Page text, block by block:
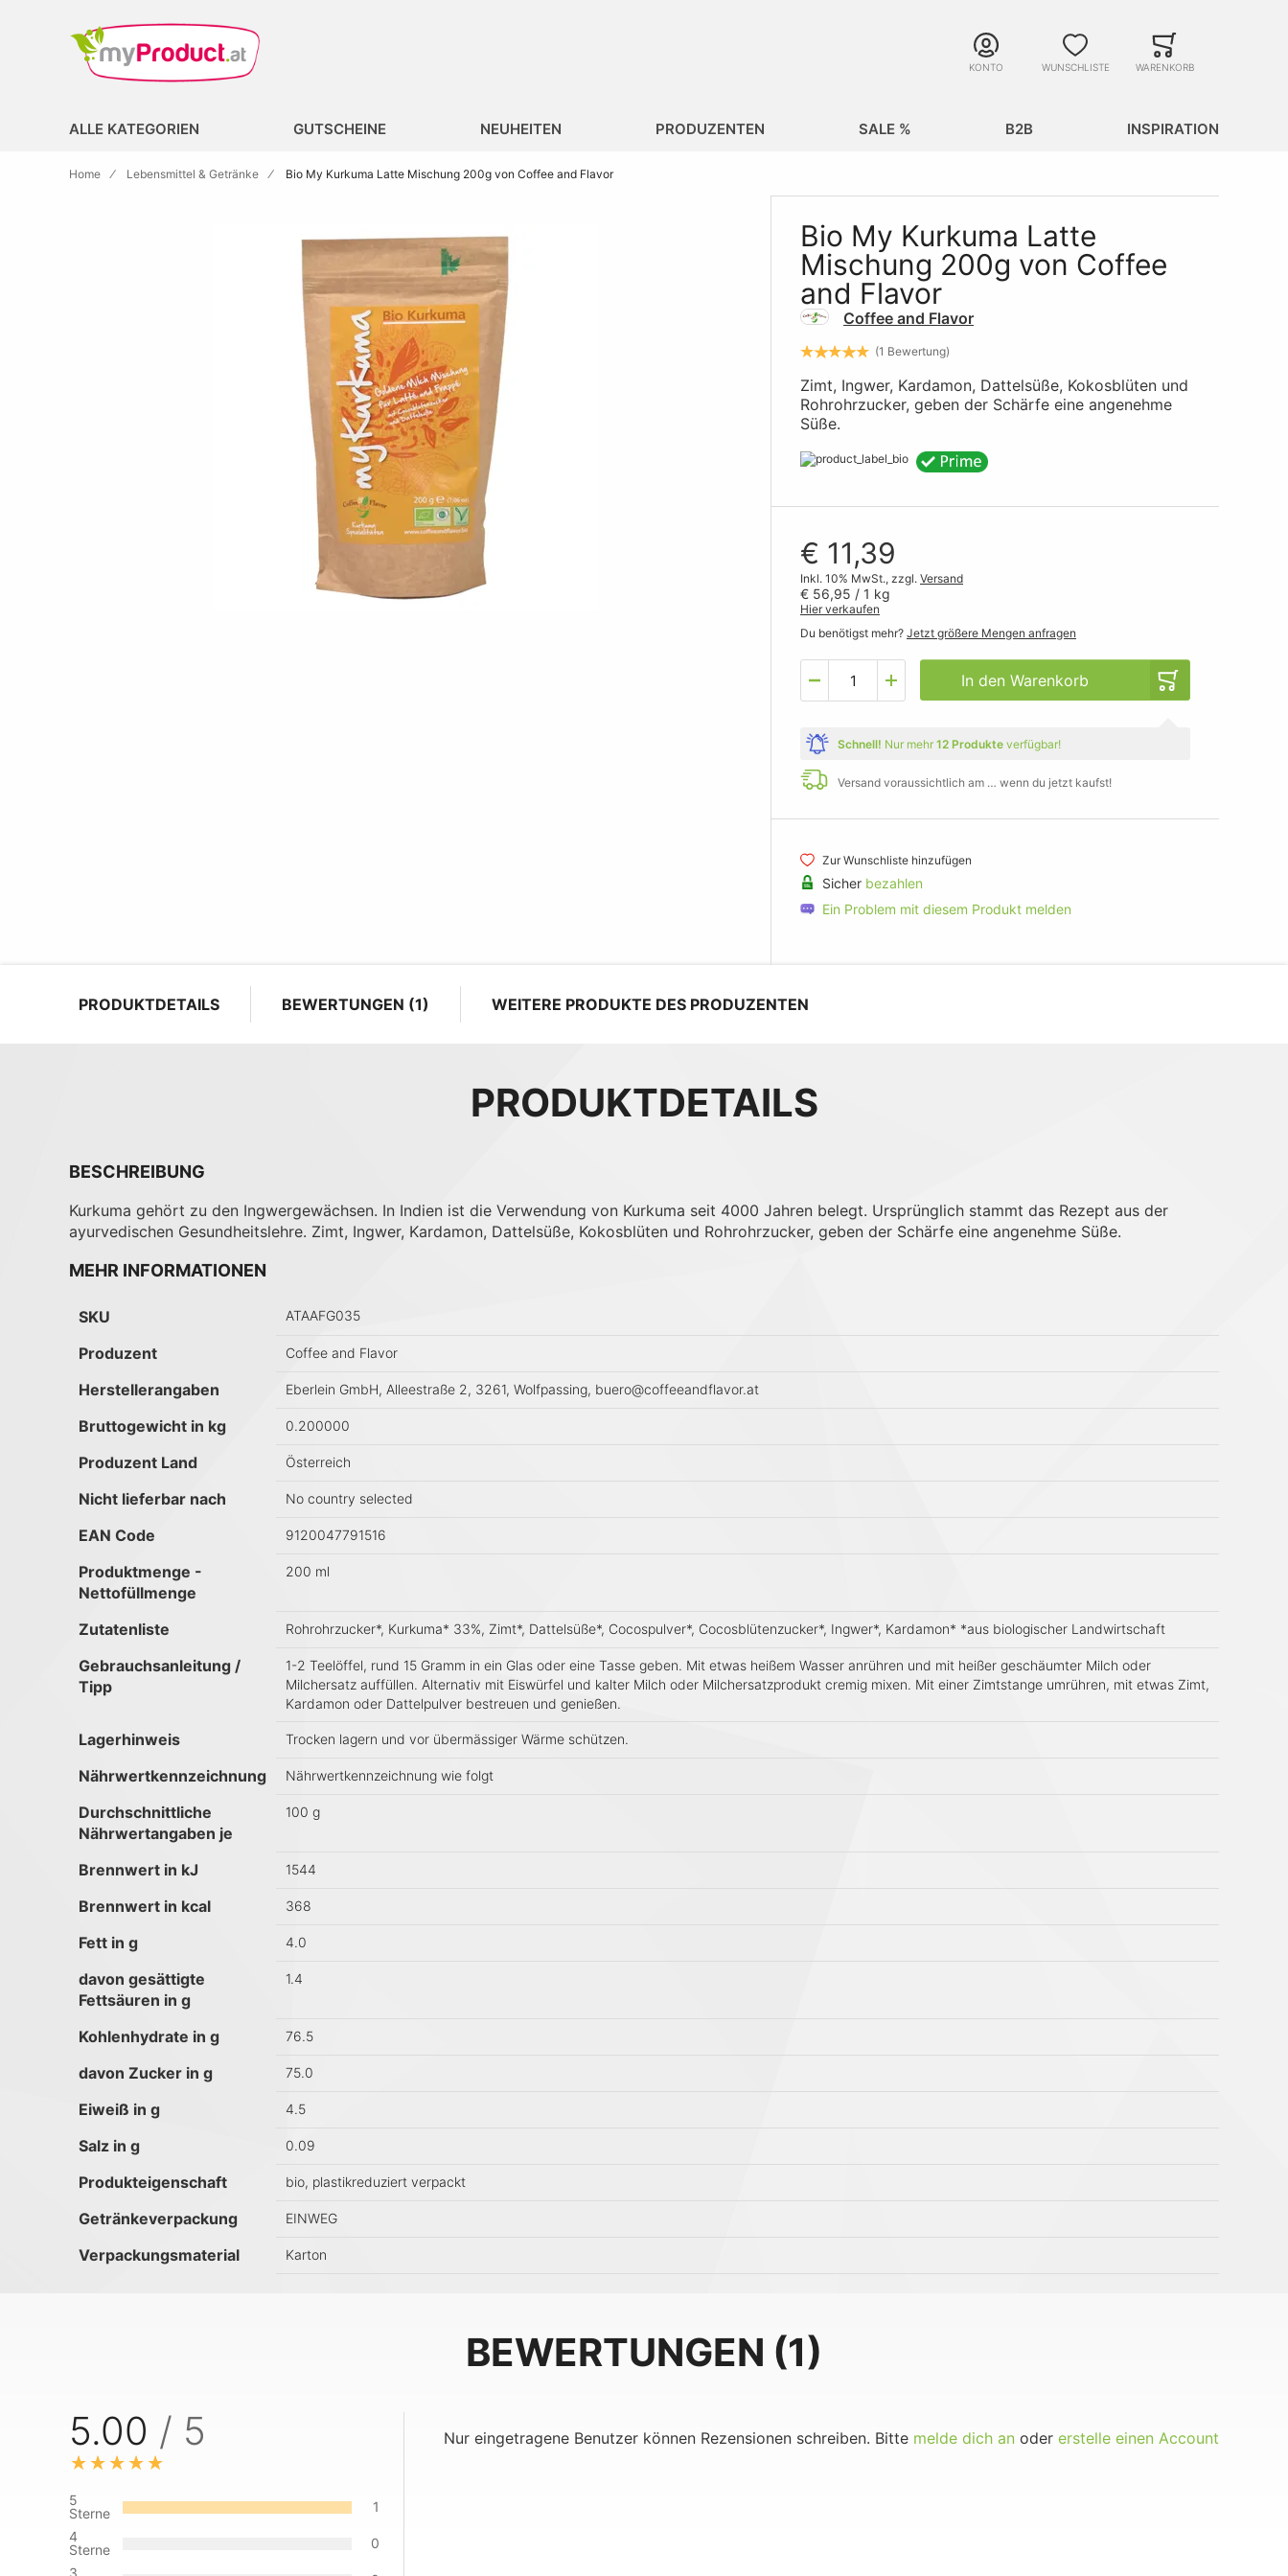
KONTO WUNSCHLISTE WARENKORB
ALLE KATEGORIEN GUTSCHEINE NEUHEITEN PRODUZENTEN SALE % B2B INSPIRATION
Home Lebensmittel & Getränke Bio My Kurkuma Latte Mischung 200g von Coffee and Flavor
Bio My Kurkuma Latte
Mischung 200g von Coffee
and Flavor
Coffee and Flavor
1 Bewertung
Zimt, Ingwer, Kardamon, Dattelsüße, Kokosblüten und
Rohrohrzucker, geben der Schärfe eine angenehme
Süße.
€ 11,39
Inkl. 10% MwSt., zzgl. Versand
€ 56,95 / 1 kg
Hier verkaufen
Du benötigst mehr? Jetzt größere Mengen anfragen
In den Warenkorb
Schnell! Nur mehr 12 Produkte verfügbar!
Versand voraussichtlich am … wenn du jetzt kaufst!
Zur Wunschliste hinzufügen
Sicher bezahlen
Ein Problem mit diesem Produkt melden
PRODUKTDETAILS BEWERTUNGEN 1 WEITERE PRODUKTE DES PRODUZENTEN
PRODUKTDETAILS
BESCHREIBUNG
Kurkuma gehört zu den Ingwergewächsen. In Indien ist die Verwendung von Kurkuma seit 4000 Jahren belegt. Ursprünglich stammt das Rezept aus der
ayurvedischen Gesundheitslehre. Zimt, Ingwer, Kardamon, Dattelsüße, Kokosblüten und Rohrohrzucker, geben der Schärfe eine angenehme Süße.
MEHR INFORMATIONEN
Mehr Informationen
SKU ATAAFG035
Produzent Coffee and Flavor
Herstellerangaben Eberlein GmbH, Alleestraße 2, 3261, Wolfpassing, buero@coffeeandflavor.at
Bruttogewicht in kg 0.200000
Produzent Land Österreich
Nicht lieferbar nach No country selected
EAN Code 9120047791516
Produktmenge -
Nettofüllmenge
200 ml
Zutatenliste Rohrohrzucker*, Kurkuma* 33%, Zimt*, Dattelsüße*, Cocospulver*, Cocosblütenzucker*, Ingwer*, Kardamon* *aus biologischer Landwirtschaft
Gebrauchsanleitung /
Tipp
1-2 Teelöffel, rund 15 Gramm in ein Glas oder eine Tasse geben. Mit etwas heißem Wasser anrühren und mit heißer geschäumter Milch oder
Milchersatz auffüllen. Alternativ mit Eiswürfel und kalter Milch oder Milchersatzprodukt cremig mixen. Mit einer Zimtstange umrühren, mit etwas Zimt,
Kardamon oder Dattelpulver bestreuen und genießen.
Lagerhinweis Trocken lagern und vor übermässiger Wärme schützen.
Nährwertkennzeichnung Nährwertkennzeichnung wie folgt
Durchschnittliche
Nährwertangaben je
100 g
Brennwert in kJ 1544
Brennwert in kcal 368
Fett in g 4.0
davon gesättigte
Fettsäuren in g
1.4
Kohlenhydrate in g 76.5
davon Zucker in g 75.0
Eiweiß in g 4.5
Salz in g 0.09
Produkteigenschaft bio, plastikreduziert verpackt
Getränkeverpackung EINWEG
Verpackungsmaterial Karton
BEWERTUNGEN 1
5.00 / 5
5
Sterne
1
4
Sterne
0
Nur eingetragene Benutzer können Rezensionen schreiben. Bitte melde dich an oder erstelle einen Account